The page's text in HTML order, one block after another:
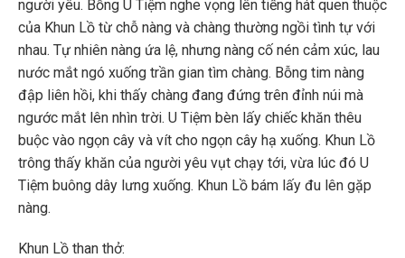
người yêu. Bỗng U Tiệm nghe vọng lên tiếng hát quen thuộc
của Khun Lồ từ chỗ nàng và chàng thường ngồi tình tự với
nhau. Tự nhiên nàng ứa lệ, nhưng nàng cố nén cảm xúc, lau
nước mắt ngó xuống trần gian tìm chàng. Bỗng tim nàng
đập liên hồi, khi thấy chàng đang đứng trên đỉnh núi mà
ngước mắt lên nhìn trời. U Tiệm bèn lấy chiếc khăn thêu
buộc vào ngọn cây và vít cho ngọn cây hạ xuống. Khun Lồ
trông thấy khăn của người yêu vụt chạy tới, vừa lúc đó U
Tiệm buông dây lưng xuống. Khun Lồ bám lấy đu lên gặp
nàng.
Khun Lồ than thở: